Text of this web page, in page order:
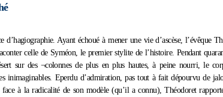
d’hagiographie. Ayant échoué à mener une vie d’ascèse, l’évêque
celle de Syméon, le premier stylite de l’histoire. Pendant
sur des ¬colonnes de plus en plus hautes, à peine nourri, le
inimaginables. Eperdu d’admiration, pas tout à fait dépourvu de
à la radicalité de son modèle (qu’il a connu), Théodoret